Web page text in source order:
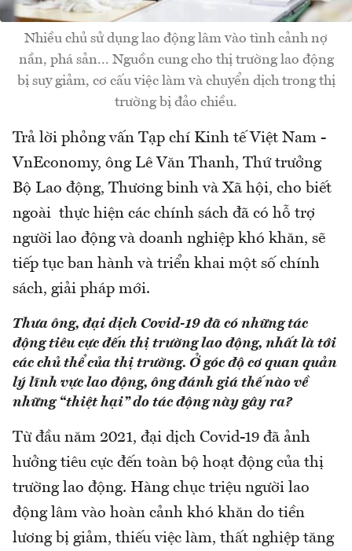
Nhiều chủ sử dụng lao động lâm vào tình cảnh nợ
nần, phá sản... Nguồn cung cho thị trường lao động
bị suy giảm, cơ cấu việc làm và chuyển dịch trong thị
trường bị đảo chiều.
Trả lời phỏng vấn Tạp chí Kinh tế Việt Nam -
VnEconomy, ông Lê Văn Thanh, Thứ trưởng
Bộ Lao động, Thương binh và Xã hội, cho biết
ngoài thực hiện các chính sách đã có hỗ trợ
người lao động và doanh nghiệp khó khăn, sẽ
tiếp tục ban hành và triển khai một số chính
sách, giải pháp mới.
Thưa ông, đại dịch Covid-19 đã có những tác
động tiêu cực đến thị trường lao động, nhất là tới
các chủ thể của thị trường. Ở góc độ cơ quan quản
lý lĩnh vực lao động, ông đánh giá thế nào về
những “thiệt hại” do tác động này gây ra?
Từ đầu năm 2021, đại dịch Covid-19 đã ảnh
hưởng tiêu cực đến toàn bộ hoạt động của thị
trường lao động. Hàng chục triệu người lao
động lâm vào hoàn cảnh khó khăn do tiền
lương bị giảm, thiếu việc làm, thất nghiệp tăng